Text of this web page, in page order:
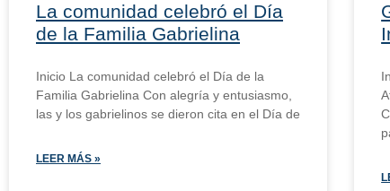
La comunidad celebró el Día
de la Familia Gabrielina
Inicio La comunidad celebró el Día de la
Familia Gabrielina Con alegría y entusiasmo,
las y los gabrielinos se dieron cita en el Día de
LEER MÁS »